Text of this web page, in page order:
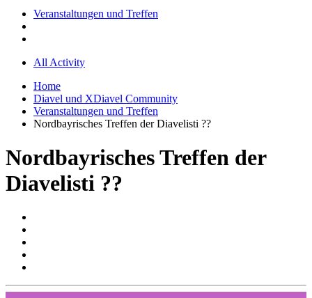
Veranstaltungen und Treffen
All Activity
Home
Diavel und XDiavel Community
Veranstaltungen und Treffen
Nordbayrisches Treffen der Diavelisti ??
Nordbayrisches Treffen der
Diavelisti ??